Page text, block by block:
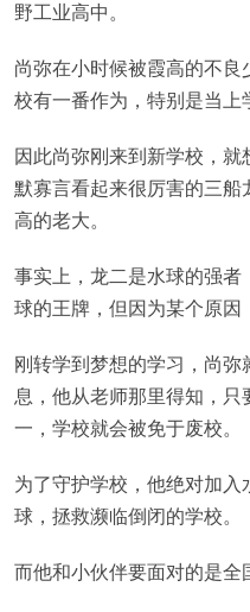
野工业高中。
尚弥在小时候被霞高的不
校有一番作为，特别是当上
因此尚弥刚来到新学校，
默寡言看起来很厉害的三
高的老大。
事实上，龙二是水球的强
球的王牌，但因为某个原因
刚转学到梦想的学习，尚
息，他从老师那里得知，
一，学校就会被免于废校。
为了守护学校，他绝对加
球，拯救濒临倒闭的学校。
而他和小伙伴要面对的是全